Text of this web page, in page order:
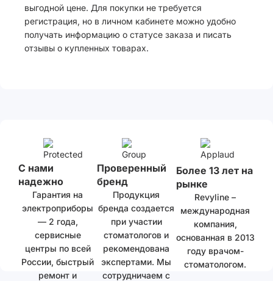
выгодной цене. Для покупки не требуется
регистрация, но в личном кабинете можно удобно
получать информацию о статусе заказа и писать
отзывы о купленных товарах.
С нами
надежно
Гарантия на
электроприборы
— 2 года,
сервисные
центры по всей
России, быстрый
ремонт и
Проверенный
бренд
Продукция
бренда создается
при участии
стоматологов и
рекомендована
экспертами. Мы
сотрудничаем с
Более 13 лет на
рынке
Revyline –
международная
компания,
основанная в 2013
году врачом-
стоматологом.